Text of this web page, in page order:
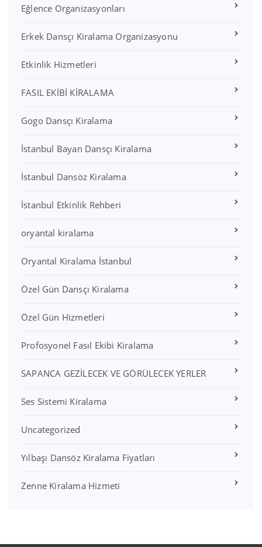
Eğlence Organizasyonları
Erkek Dansçı Kiralama Organizasyonu
Etkinlik Hizmetleri
FASIL EKİBİ KİRALAMA
Gogo Dansçı Kiralama
İstanbul Bayan Dansçı Kiralama
İstanbul Dansöz Kiralama
İstanbul Etkinlik Rehberi
oryantal kiralama
Oryantal Kiralama İstanbul
Özel Gün Dansçı Kiralama
Özel Gün Hizmetleri
Profosyonel Fasıl Ekibi Kiralama
SAPANCA GEZİLECEK VE GÖRÜLECEK YERLER
Ses Sistemi Kiralama
Uncategorized
Yılbaşı Dansöz Kiralama Fiyatları
Zenne Kiralama Hizmeti